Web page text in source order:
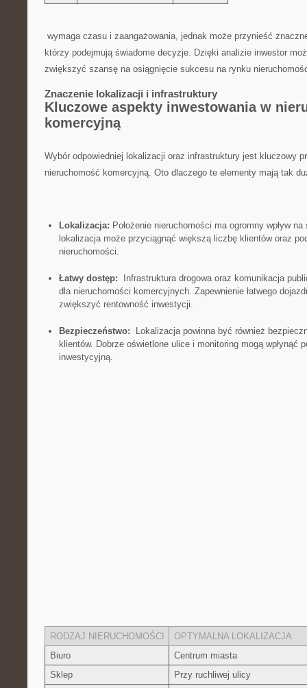
wymaga czasu i zaangażowania, jednak może ⁢przynieść
którzy podejmują świadome decyzje. Dzięki analizie ⁢inwestor
zwiększyć szansę​ na⁤ osiągnięcie sukcesu ⁤na rynku
Znaczenie lokalizacji ⁢i infrastruktury
Kluczowe aspekty inwestowania w
komercyjną
Wybór​ odpowiedniej⁤ lokalizacji oraz‍ infrastruktury jest kluczowy
nieruchomość komercyjną.‍ Oto ‌dlaczego te ⁤elementy mają‌ tak
Lokalizacja: Położenie nieruchomości ma ogromny wpływ
lokalizacja może przyciągnąć większą liczbę klientów oraz
nieruchomości.
Łatwy dostęp:
Infrastruktura ​drogowa oraz‍ komunikacja​
dla nieruchomości komercyjnych.‌ Zapewnienie łatwego
‍zwiększyć rentowność inwestycji.
Bezpieczeństwo:
Lokalizacja powinna​ być również
klientów. Dobrze⁣ oświetlone ‍ulice i monitoring mogą wpłynąć
inwestycyjną.
RODZAJ NIERUCHOMOŚCI
OPTYMALNA ⁣LOKALIZACJA
Biuro
Centrum miasta
Sklep
Przy ruchliwej ulicy